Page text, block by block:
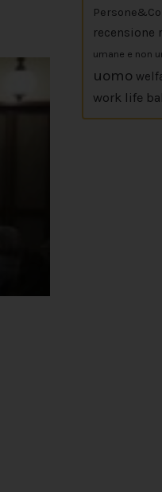
recensione
umane e non
uomo
work life